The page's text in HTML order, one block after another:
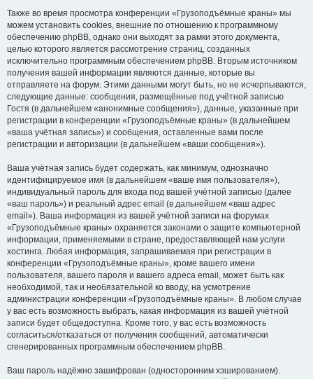
Также во время просмотра конференции «Грузоподъёмные краны» мы
можем установить cookies, внешние по отношению к программному
обеспечению phpBB, однако они выходят за рамки этого документа,
целью которого является рассмотрение страниц, созданных
исключительно программным обеспечением phpBB. Вторым источником
получения вашей информации являются данные, которые вы
отправляете на форум. Этими данными могут быть, но не исчерпываются,
следующие данные: сообщения, размещённые под учётной записью
Гостя (в дальнейшем «анонимные сообщения»), данные, указанные при
регистрации в конференции «Грузоподъёмные краны» (в дальнейшем
«ваша учётная запись») и сообщения, оставленные вами после
регистрации и авторизации (в дальнейшем «ваши сообщения»).
Ваша учётная запись будет содержать, как минимум, однозначно
идентифицируемое имя (в дальнейшем «ваше имя пользователя»),
индивидуальный пароль для входа под вашей учётной записью (далее
«ваш пароль») и реальный адрес email (в дальнейшем «ваш адрес
email»). Ваша информация из вашей учётной записи на форумах
«Грузоподъёмные краны» охраняется законами о защите компьютерной
информации, применяемыми в стране, предоставляющей нам услуги
хостинга. Любая информация, запрашиваемая при регистрации в
конференции «Грузоподъёмные краны», кроме вашего имени
пользователя, вашего пароля и вашего адреса email, может быть как
необходимой, так и необязательной ко вводу, на усмотрение
администрации конференции «Грузоподъёмные краны». В любом случае
у вас есть возможность выбрать, какая информация из вашей учётной
записи будет общедоступна. Кроме того, у вас есть возможность
согласиться/отказаться от получения сообщений, автоматически
сгенерированных программным обеспечением phpBB.
Ваш пароль надёжно зашифрован (односторонним хэшированием).